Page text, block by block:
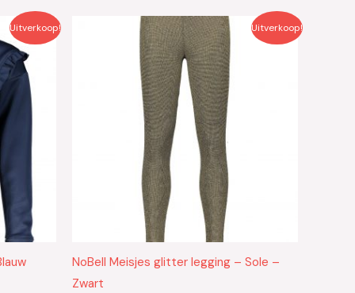
Uitverkoop! Uitverkoop!
NoBell Meisjes glitter legging – Sole –
Zwart
Oorspronkelijke
€27.95.
Huidige
prijs
is:
€14.00.